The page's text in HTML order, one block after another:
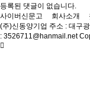
등록된 댓글이 없습니다.
사이버신문고
회사소개
(주)신동양기업 주소 : 대구
: 3526711@hanmail.net